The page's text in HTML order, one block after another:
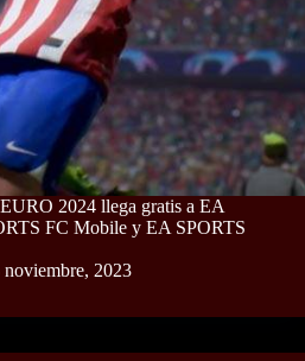
2024 llega gratis a EA
FC Mobile y EA SPORTS
noviembre, 2023